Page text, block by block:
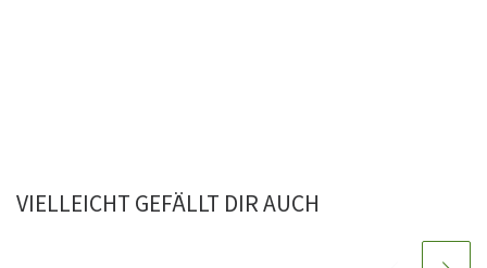
VIELLEICHT GEFÄLLT DIR AUCH